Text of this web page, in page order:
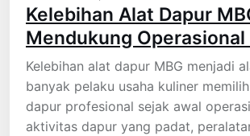
Kelebihan Alat Dapur
Mendukung Operasional
Kelebihan alat dapur MBG menjadi
banyak pelaku usaha kuliner
dapur profesional sejak awal
aktivitas dapur yang padat,